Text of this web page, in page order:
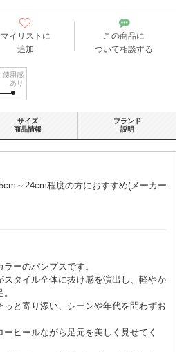
マイリストに
追加
この商品に
ついて相談する
使用感
あり
～24cm程度の方におすすめ(メーカー
ーのパンプスです。
スタイル全体に抜け感を演出し、軽やか
っと寄り添い、シーンや年代を問わずお
ヒールながら足元を美しく見せてく
サイズ
商品情報
ブランド
説明